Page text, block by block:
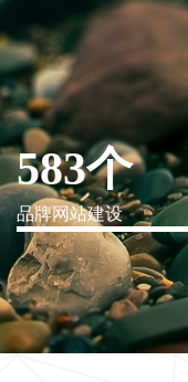
IT
信息爆炸时代，信
583个
品牌网站建设